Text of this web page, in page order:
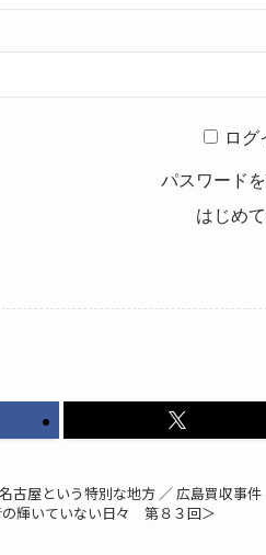
ログ
パスワード
はじめ
古屋という特別な地方 ／ 広島買収事件
の輝いていない日々 第８３回＞